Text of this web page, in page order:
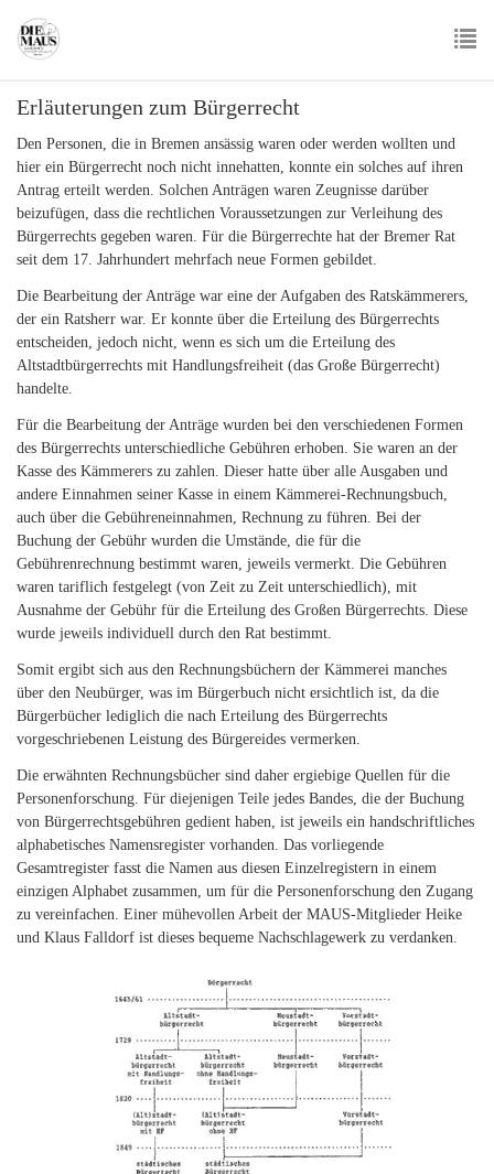
main
Erläuterungen zum Bürgerrecht
Den Personen, die in Bremen ansässig waren oder werden wollten und
hier ein Bürgerrecht noch nicht innehatten, konnte ein solches auf ihren
Antrag erteilt werden. Solchen Anträgen waren Zeugnisse darüber
beizufügen, dass die rechtlichen Voraussetzungen zur Verleihung des
Bürgerrechts gegeben waren. Für die Bürgerrechte hat der Bremer Rat
seit dem 17. Jahrhundert mehrfach neue Formen gebildet.
Die Bearbeitung der Anträge war eine der Aufgaben des Ratskämmerers,
der ein Ratsherr war. Er konnte über die Erteilung des Bürgerrechts
entscheiden, jedoch nicht, wenn es sich um die Erteilung des
Altstadtbürgerrechts mit Handlungsfreiheit (das Große Bürgerrecht)
handelte.
Für die Bearbeitung der Anträge wurden bei den verschiedenen Formen
des Bürgerrechts unterschiedliche Gebühren erhoben. Sie waren an der
Kasse des Kämmerers zu zahlen. Dieser hatte über alle Ausgaben und
andere Einnahmen seiner Kasse in einem Kämmerei-Rechnungsbuch,
auch über die Gebühreneinnahmen, Rechnung zu führen. Bei der
Buchung der Gebühr wurden die Umstände, die für die
Gebührenrechnung bestimmt waren, jeweils vermerkt. Die Gebühren
waren tariflich festgelegt (von Zeit zu Zeit unterschiedlich), mit
Ausnahme der Gebühr für die Erteilung des Großen Bürgerrechts. Diese
wurde jeweils individuell durch den Rat bestimmt.
Somit ergibt sich aus den Rechnungsbüchern der Kämmerei manches
über den Neubürger, was im Bürgerbuch nicht ersichtlich ist, da die
Bürgerbücher lediglich die nach Erteilung des Bürgerrechts
vorgeschriebenen Leistung des Bürgereides vermerken.
Die erwähnten Rechnungsbücher sind daher ergiebige Quellen für die
Personenforschung. Für diejenigen Teile jedes Bandes, die der Buchung
von Bürgerrechtsgebühren gedient haben, ist jeweils ein handschriftliches
alphabetisches Namensregister vorhanden. Das vorliegende
Gesamtregister fasst die Namen aus diesen Einzelregistern in einem
einzigen Alphabet zusammen, um für die Personenforschung den Zugang
zu vereinfachen. Einer mühevollen Arbeit der MAUS-Mitglieder Heike
und Klaus Falldorf ist dieses bequeme Nachschlagewerk zu verdanken.